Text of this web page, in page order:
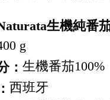
生機純番
g
： 生機番茄100%
西班牙